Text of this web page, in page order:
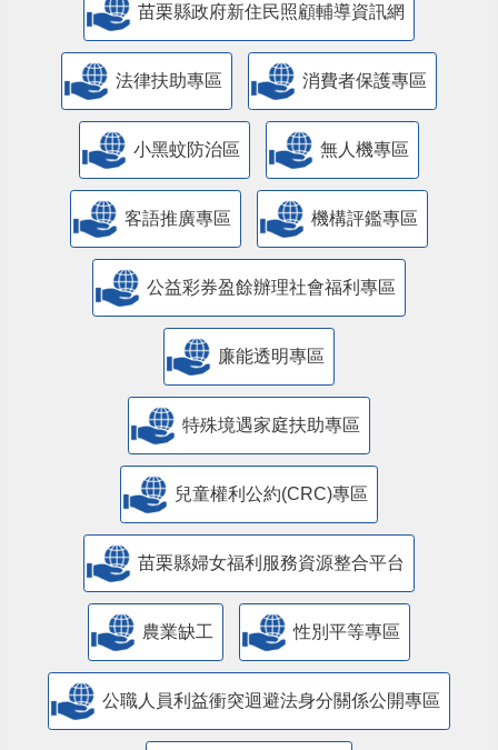
苗栗縣政府新住民照顧輔導資訊網
法律扶助專區 消費者保護專區
小黑蚊防治區 無人機專區
客語推廣專區 機構評鑑專區
公益彩券盈餘辦理社會福利專區
廉能透明專區
特殊境遇家庭扶助專區
兒童權利公約(CRC)專區
苗栗縣婦女福利服務資源整合平台
農業缺工 性別平等專區
公職人員利益衝突迴避法身分關係公開專區